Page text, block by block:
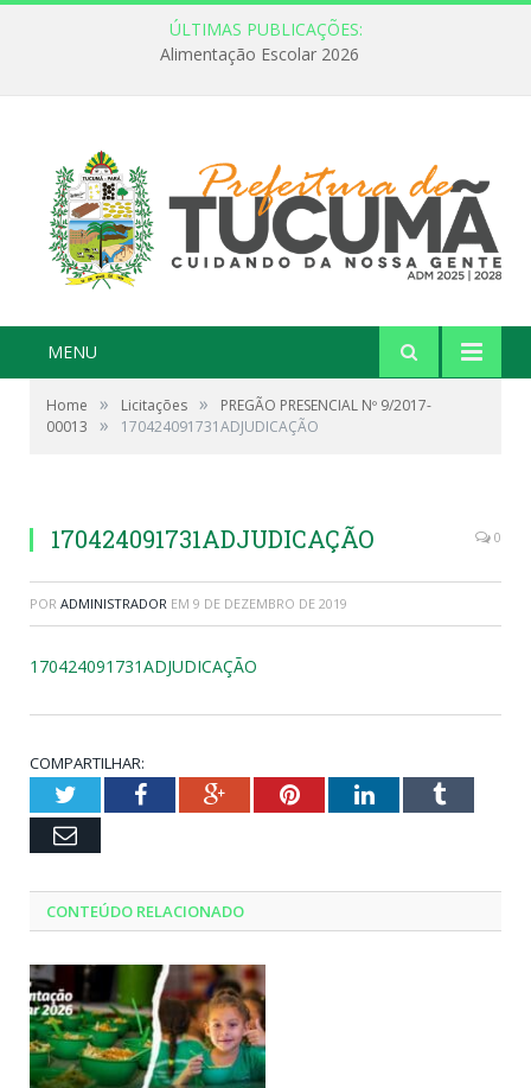
ÚLTIMAS PUBLICAÇÕES:
Alimentação Escolar 2026
MENU
Home » Licitações »
PREGÃO PRESENCIAL Nº 9/2017-
00013
» 170424091731ADJUDICAÇÃO
170424091731ADJUDICAÇÃO 0
POR ADMINISTRADOR EM 9 DE DEZEMBRO DE 2019
170424091731ADJUDICAÇÃO
COMPARTILHAR:
TwitterFacebookGoogle+PinterestLinkedInTumblr
Email
CONTEÚDO RELACIONADO